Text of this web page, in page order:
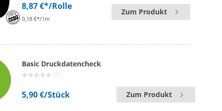
8,87 €*/Rolle
0,18 €*/1m
Zum Produkt
Basic Druckdatencheck
(0)
5,90 €/Stück Zum Produkt